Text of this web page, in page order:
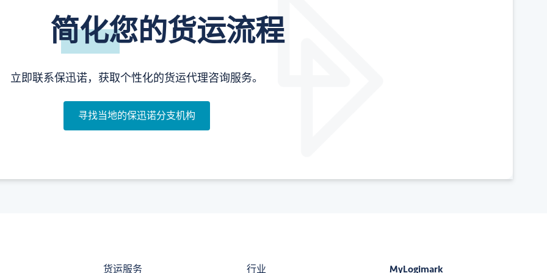
简化您的货运流程
立即联系保迅诺，获取个性化的货运代理咨询服务。
寻找当地的保迅诺分支机构
货运服务 行业 MyLogimark